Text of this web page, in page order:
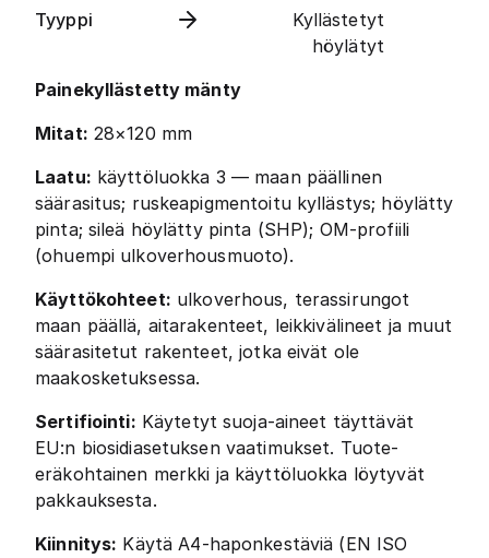
Tyyppi
Kyllästetyt
höylätyt
Painekyllästetty mänty
Mitat: 28×120 mm
Laatu: käyttöluokka 3 — maan päällinen
säärasitus; ruskeapigmentoitu kyllästys; höylätty
pinta; sileä höylätty pinta (SHP); OM-profiili
(ohuempi ulkoverhousmuoto).
Käyttökohteet: ulkoverhous, terassirungot
maan päällä, aitarakenteet, leikkivälineet ja muut
säärasitetut rakenteet, jotka eivät ole
maakosketuksessa.
Sertifiointi: Käytetyt suoja-aineet täyttävät
EU:n biosidiasetuksen vaatimukset. Tuote-
eräkohtainen merkki ja käyttöluokka löytyvät
pakkauksesta.
Kiinnitys: Käytä A4-haponkestäviä (EN ISO